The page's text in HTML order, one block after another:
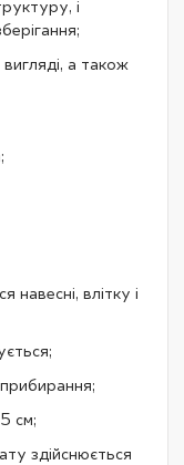
і
а також
навесні, влітку і
см;
здійснюється